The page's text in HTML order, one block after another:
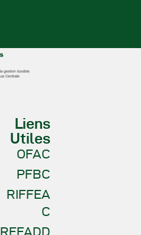
Liens
Utiles
OFAC
PFBC
RIFFEA
C
REFADD